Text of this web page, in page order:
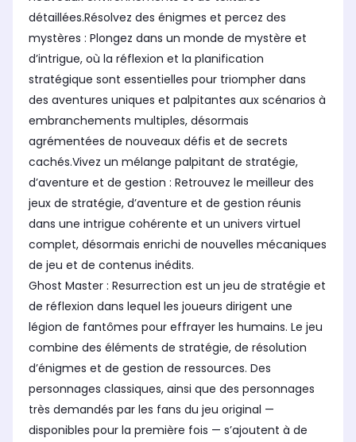
détaillées.Résolvez des énigmes et percez des
mystères : Plongez dans un monde de mystère et
d’intrigue, où la réflexion et la planification
stratégique sont essentielles pour triompher dans
des aventures uniques et palpitantes aux scénarios à
embranchements multiples, désormais
agrémentées de nouveaux défis et de secrets
cachés.Vivez un mélange palpitant de stratégie,
d’aventure et de gestion : Retrouvez le meilleur des
jeux de stratégie, d’aventure et de gestion réunis
dans une intrigue cohérente et un univers virtuel
complet, désormais enrichi de nouvelles mécaniques
de jeu et de contenus inédits.
Ghost Master : Resurrection est un jeu de stratégie et
de réflexion dans lequel les joueurs dirigent une
légion de fantômes pour effrayer les humains. Le jeu
combine des éléments de stratégie, de résolution
d’énigmes et de gestion de ressources. Des
personnages classiques, ainsi que des personnages
très demandés par les fans du jeu original —
disponibles pour la première fois — s’ajoutent à de